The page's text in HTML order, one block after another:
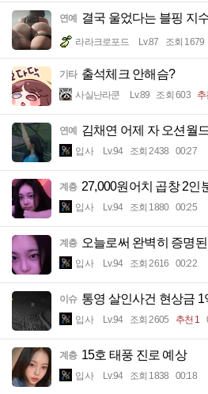
연예 결국 울었다는 블핑 지
라라크로포드 Lv.87 조회 1679
기타 출석체크 안해슴?
사실난라쿤 Lv.89 조회 603 추
연예 김채연 어제 자 오션월드
입사 Lv.94 조회 2438 00:27
계층 27,000원어치 곱창 2인
입사 Lv.94 조회 1880 00:25
계층 오늘로써 완벽히 증명된
입사 Lv.94 조회 2616 00:22
이슈 통영 살인사건 현상금 1
입사 Lv.94 조회 2605 추천 1
계층 15호 태풍 진로 예상
입사 Lv.94 조회 1838 00:18